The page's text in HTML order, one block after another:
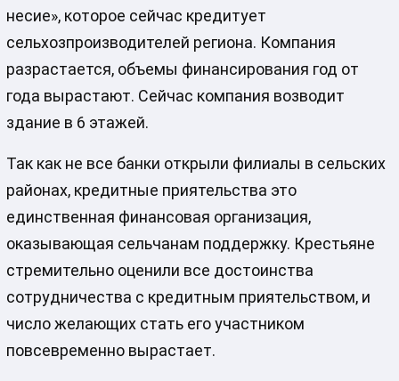
несие», которое сейчас кредитует
сельхозпроизводителей региона. Компания
разрастается, объемы финансирования год от
года вырастают. Сейчас компания возводит
здание в 6 этажей.
Так как не все банки открыли филиалы в сельских
районах, кредитные приятельства это
единственная финансовая организация,
оказывающая сельчанам поддержку. Крестьяне
стремительно оценили все достоинства
сотрудничества с кредитным приятельством, и
число желающих стать его участником
повсевременно вырастает.